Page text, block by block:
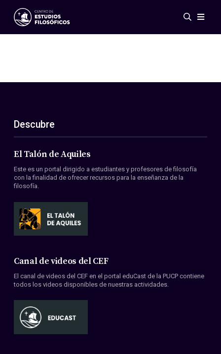
Eventos
ES
EN
Acerca de nosotros
Miembros
Convenios
Descubre
El Talón de Aquiles
Este es un portal dirigido a estudiantes y profesores de filosofía
con la finalidad de ofrecer recursos para la enseñanza de la
filosofía.
Canal de videos del CEF
El canal de videos del CEF en el portal eduCast de la PUCP contiene
todos los videos disponibles de nuestras actividades.